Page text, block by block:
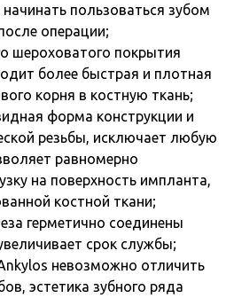
пользоваться зубом
операции;
шероховатого покрытия
более быстрая и плотная
корня в костную ткань;
форма конструкции и
резьбы, исключает любую
равномерно
на поверхность импланта,
костной ткани;
герметично соединены
срок службы;
невозможно отличить
эстетика зубного ряда